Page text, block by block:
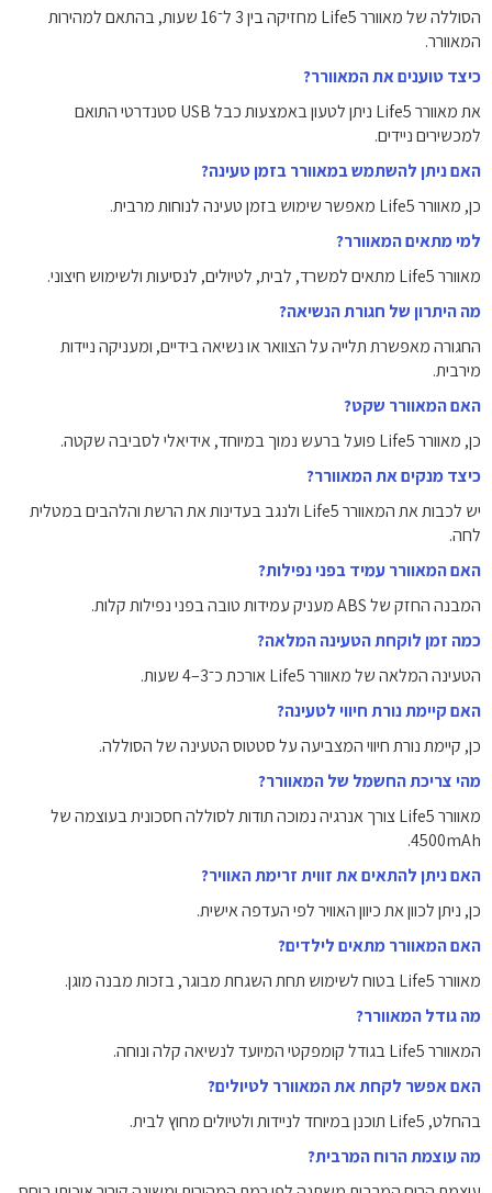
הסוללה של מאוורר Life5 מחזיקה בין 3 ל־16 שעות, בהתאם למהירות
המאוורר.
כיצד טוענים את המאוורר?
את מאוורר Life5 ניתן לטעון באמצעות כבל USB סטנדרטי התואם
למכשירים ניידים.
האם ניתן להשתמש במאוורר בזמן טעינה?
כן, מאוורר Life5 מאפשר שימוש בזמן טעינה לנוחות מרבית.
למי מתאים המאוורר?
מאוורר Life5 מתאים למשרד, לבית, לטיולים, לנסיעות ולשימוש חיצוני.
מה היתרון של חגורת הנשיאה?
החגורה מאפשרת תלייה על הצוואר או נשיאה בידיים, ומעניקה ניידות
מירבית.
האם המאוורר שקט?
כן, מאוורר Life5 פועל ברעש נמוך במיוחד, אידיאלי לסביבה שקטה.
כיצד מנקים את המאוורר?
יש לכבות את המאוורר Life5 ולנגב בעדינות את הרשת והלהבים במטלית
לחה.
האם המאוורר עמיד בפני נפילות?
המבנה החזק של ABS מעניק עמידות טובה בפני נפילות קלות.
כמה זמן לוקחת הטעינה המלאה?
הטעינה המלאה של מאוורר Life5 אורכת כ־3–4 שעות.
האם קיימת נורת חיווי לטעינה?
כן, קיימת נורת חיווי המצביעה על סטטוס הטעינה של הסוללה.
מהי צריכת החשמל של המאוורר?
מאוורר Life5 צורך אנרגיה נמוכה תודות לסוללה חסכונית בעוצמה של
4500mAh.
האם ניתן להתאים את זווית זרימת האוויר?
כן, ניתן לכוון את כיוון האוויר לפי העדפה אישית.
האם המאוורר מתאים לילדים?
מאוורר Life5 בטוח לשימוש תחת השגחת מבוגר, בזכות מבנה מוגן.
מה גודל המאוורר?
המאוורר Life5 בגודל קומפקטי המיועד לנשיאה קלה ונוחה.
האם אפשר לקחת את המאוורר לטיולים?
בהחלט, Life5 תוכנן במיוחד לניידות ולטיולים מחוץ לבית.
מה עוצמת הרוח המרבית?